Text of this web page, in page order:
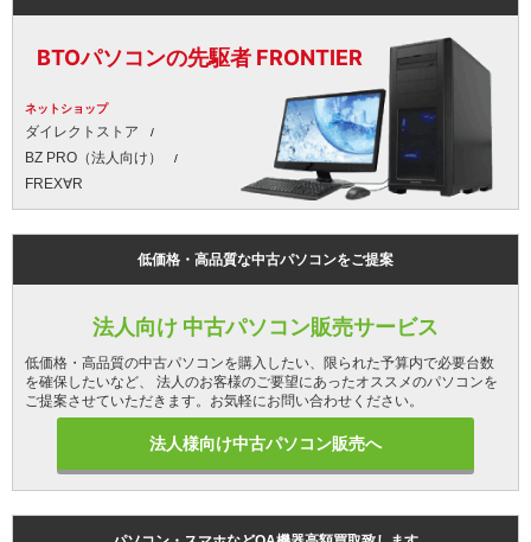
BTOパソコンの先駆者 FRONTIER
ネットショップ
ダイレクトストア
BZ PRO（法人向け）
FREX∀R
低価格・高品質な中古パソコンをご提案
法人向け 中古パソコン販売サービス
低価格・高品質の中古パソコンを購入したい、限られた予算内で必要台数
を確保したいなど、 法人のお客様のご要望にあったオススメのパソコンを
ご提案させていただきます。お気軽にお問い合わせください。
法人様向け中古パソコン販売へ